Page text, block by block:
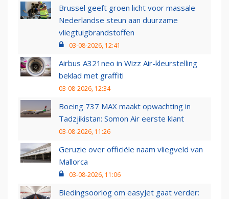
Brussel geeft groen licht voor massale
Nederlandse steun aan duurzame
vliegtuigbrandstoffen
03-08-2026, 12:41
Airbus A321neo in Wizz Air-kleurstelling
beklad met graffiti
03-08-2026, 12:34
Boeing 737 MAX maakt opwachting in
Tadzjikistan: Somon Air eerste klant
03-08-2026, 11:26
Geruzie over officiële naam vliegveld van
Mallorca
03-08-2026, 11:06
Biedingsoorlog om easyJet gaat verder: